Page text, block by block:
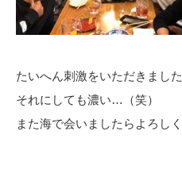
たいへん刺激をいただきました
それにしても濃い…（笑）
また海で会いましたらよろし